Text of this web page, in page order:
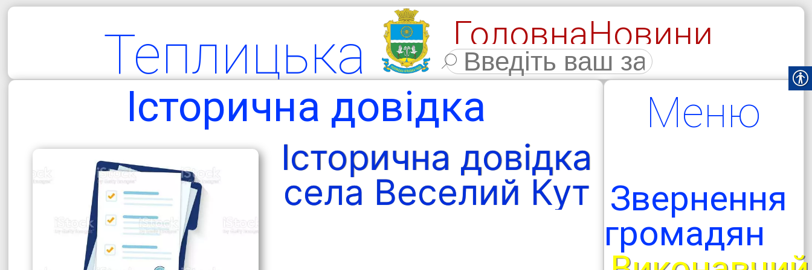
Теплицька
територіальна
громада
Одеська область,
Болградський район
ГоловнаНовини
Фотогалерея
Історична довідка
Історична довідка
села Веселий Кут
Меню
Звернення
громадян